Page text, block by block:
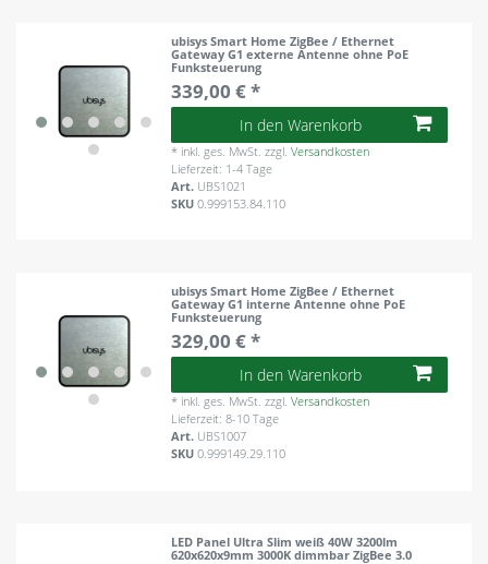
ubisys Smart Home ZigBee / Ethernet
Gateway G1 externe Antenne ohne PoE
Funksteuerung
339,00 € *
In den Warenkorb
* inkl. ges. MwSt. zzgl.Versandkosten
Lieferzeit: 1-4 Tage
Art. UBS1021
SKU0.999153.84.110
ubisys Smart Home ZigBee / Ethernet
Gateway G1 interne Antenne ohne PoE
Funksteuerung
329,00 € *
In den Warenkorb
* inkl. ges. MwSt. zzgl.Versandkosten
Lieferzeit: 8-10 Tage
Art. UBS1007
SKU0.999149.29.110
LED Panel Ultra Slim weiß 40W 3200lm
620x620x9mm 3000K dimmbar ZigBee 3.0